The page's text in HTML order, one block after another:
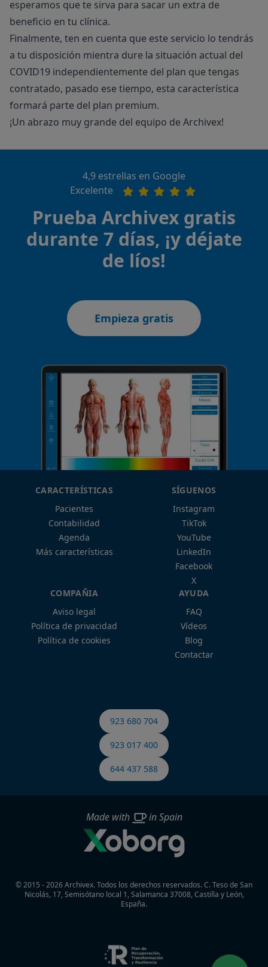
esperamos que te sirva para sacar un extra de
beneficio en tu clínica.
Finalmente, ten en cuenta que este servicio lo tendrás
a tu disposición mientra dure la situación actual del
COVID19 independientemente del plan que tengas
contratado, pasado ese tiempo, esta característica
formará parte del plan premium.
¡Un abrazo muy grande del equipo de Archivex!
4,9 estrellas en Google
Excelente
Prueba Archivex gratis
durante 7 días, ¡y déjate
de líos!
Empieza gratis
CARACTERÍSTICAS
Pacientes
Contabilidad
Agenda
Más características
SÍGUENOS
Instagram
TikTok
YouTube
LinkedIn
Facebook
X
COMPAÑIA
Aviso legal
Política de privacidad
Política de cookies
AYUDA
FAQ
Vídeos
Blog
Contactar
923 680 704
923 017 400
644 437 588
Made with in Spain
© 2015 - 2026 Archivex. Todos los derechos reservados.C. Teso de San
Nicolás, 17, Semisótano local 1, Salamanca 37008, Castilla y León,
España.